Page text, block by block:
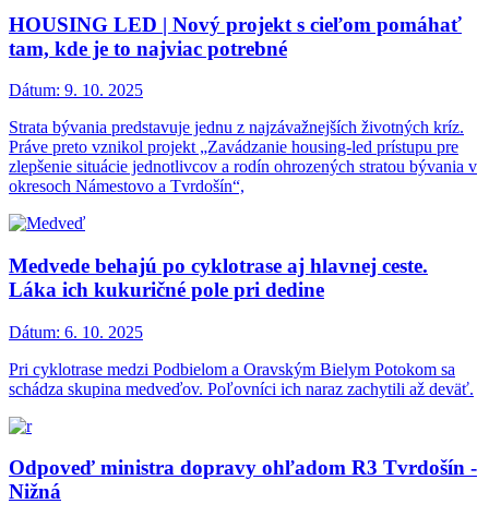
HOUSING LED | Nový projekt s cieľom pomáhať
tam, kde je to najviac potrebné
Dátum: 9. 10. 2025
Strata bývania predstavuje jednu z najzávažnejších životných kríz.
Práve preto vznikol projekt „Zavádzanie housing-led prístupu pre
zlepšenie situácie jednotlivcov a rodín ohrozených stratou bývania v
okresoch Námestovo a Tvrdošín“,
Medvede behajú po cyklotrase aj hlavnej ceste.
Láka ich kukuričné pole pri dedine
Dátum: 6. 10. 2025
Pri cyklotrase medzi Podbielom a Oravským Bielym Potokom sa
schádza skupina medveďov. Poľovníci ich naraz zachytili až deväť.
Odpoveď ministra dopravy ohľadom R3 Tvrdošín -
Nižná